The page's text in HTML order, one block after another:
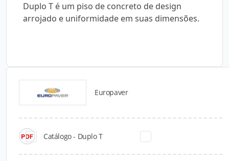
Duplo T é um piso de concreto de design
arrojado e uniformidade em suas dimensões.
Europaver
Catálogo - Duplo T
Catálogos para Download